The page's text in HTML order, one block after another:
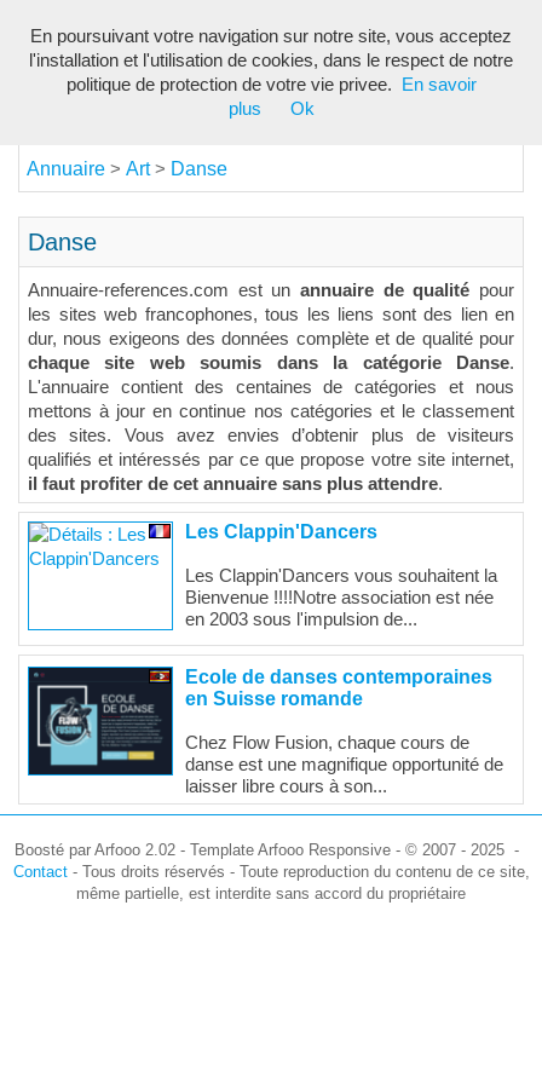
Annuaire > Art> Danse
Danse
Annuaire-references.com est un annuaire de qualité pour
les sites web francophones, tous les liens sont des lien en
dur, nous exigeons des données complète et de qualité pour
chaque site web soumis dans la catégorie Danse.
L'annuaire contient des centaines de catégories et nous
mettons à jour en continue nos catégories et le classement
des sites. Vous avez envies d’obtenir plus de visiteurs
qualifiés et intéressés par ce que propose votre site internet,
il faut profiter de cet annuaire sans plus attendre.
Les Clappin'Dancers
Les Clappin'Dancers vous souhaitent la
Bienvenue !!!!Notre association est née
en 2003 sous l'impulsion de...
Ecole de danses contemporaines
en Suisse romande
Chez Flow Fusion, chaque cours de
danse est une magnifique opportunité de
laisser libre cours à son...
Boosté par Arfooo 2.02 - Template Arfooo Responsive - © 2007 - 2025 -
Contact- Tous droits réservés - Toute reproduction du contenu de ce site,
même partielle, est interdite sans accord du propriétaire
En poursuivant votre navigation sur notre site, vous acceptez
l'installation et l'utilisation de cookies, dans le respect de notre
politique de protection de votre vie privee.
En savoir
plus
Ok